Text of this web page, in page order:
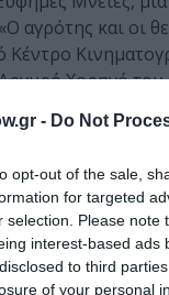
- Do Not
opt-out of the sale,
for targeted
selection. Please
interest-based ads
to third
of your personal
αγρότης και οι
Κέντρο
Χορηγό του
οι ειδικές
το
Βενετίας,
και
διάλογο
που